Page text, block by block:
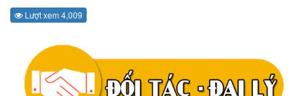
Lượt xem 4,009